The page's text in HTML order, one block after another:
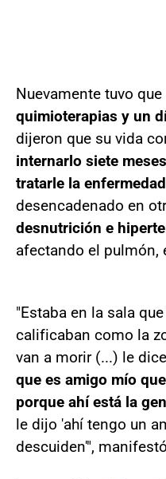
Nuevamente tuvo que
quimioterapias y un
dijeron que su vida
internarlo siete
tratarle la enfermedad
desencadenado en
desnutrición e
afectando el pulmón,
"Estaba en la sala
calificaban como la
van a morir (...) le
que es amigo mío
porque ahí está la
le dijo 'ahí tengo un
descuiden'",